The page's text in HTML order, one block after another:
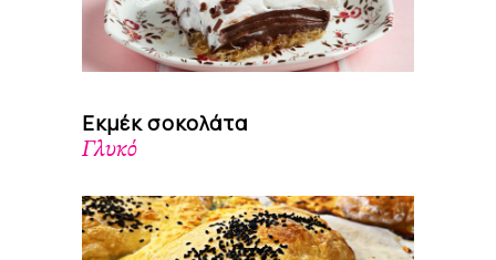
Εκμέκ σοκολάτα
Γλυκό